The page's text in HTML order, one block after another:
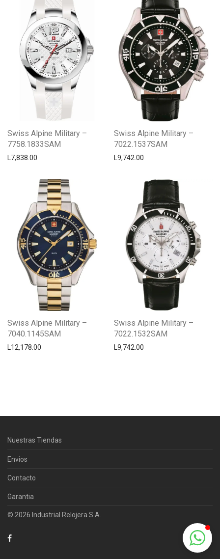
Swiss Alpine Military –
7758.1833SAM
L7,838.00
Swiss Alpine Military –
7022.1537SAM
L9,742.00
Swiss Alpine Military –
7040.1145SAM
L12,178.00
Swiss Alpine Military –
7022.1532SAM
L9,742.00
Nuestras Tiendas
Envios
Contacto
Garantia
© 2026 Industrial Relojera S.A.